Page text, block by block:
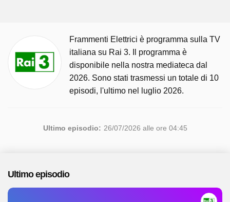
Frammenti Elettrici è programma sulla TV
italiana su Rai 3. Il programma è
disponibile nella nostra mediateca dal
2026. Sono stati trasmessi un totale di 10
episodi, l'ultimo nel luglio 2026.
Ultimo episodio: 26/07/2026 alle ore 04:45
Ultimo episodio